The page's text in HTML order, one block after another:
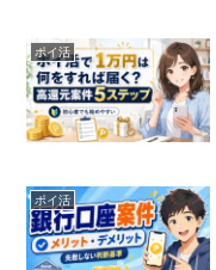
ポイ活
ポイ活